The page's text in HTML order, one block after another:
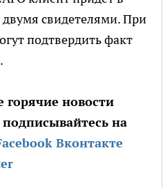
свидетелями. При
подтвердить факт
горячие новости
на
Вконтакте